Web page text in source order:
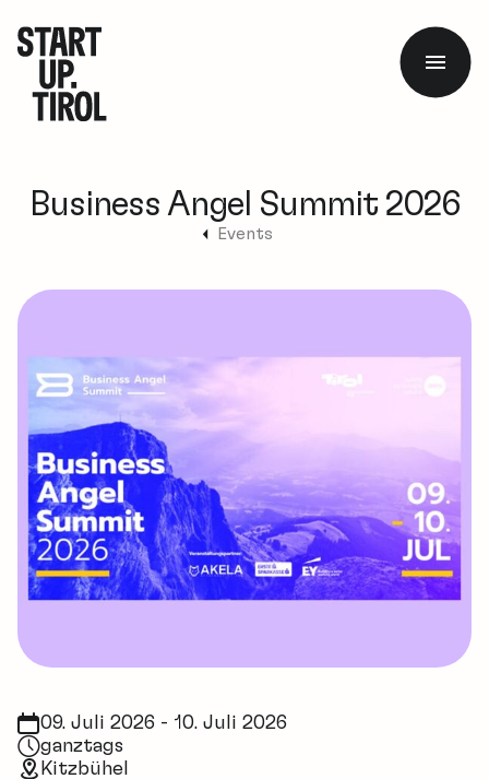
Business Angel Summit 2026
Events
09. Juli 2026 - 10. Juli 2026
ganztags
Kitzbühel